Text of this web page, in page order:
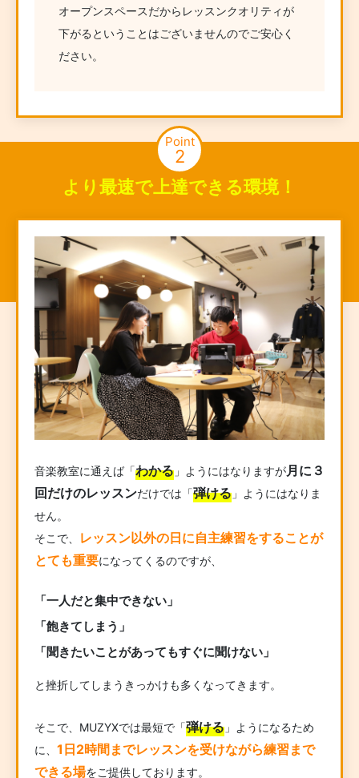
オープンスペースだからレッスンクオリティが
下がるということはございませんのでご安心く
ださい。
Point
2
より最速で上達できる環境！
音楽教室に通えば「わかる」ようにはなりますが月に３
回だけのレッスンだけでは「弾ける」ようにはなりま
せん。
そこで、
レッスン以外の日に自主練習をすることが
とても重要になってくるのですが、
「一人だと集中できない」
「飽きてしまう」
「聞きたいことがあってもすぐに聞けない」
と挫折してしまうきっかけも多くなってきます。
そこで、MUZYXでは最短で「弾ける」ようになるため
に、 1日2時間までレッスンを受けながら練習まで
できる場をご提供しております。